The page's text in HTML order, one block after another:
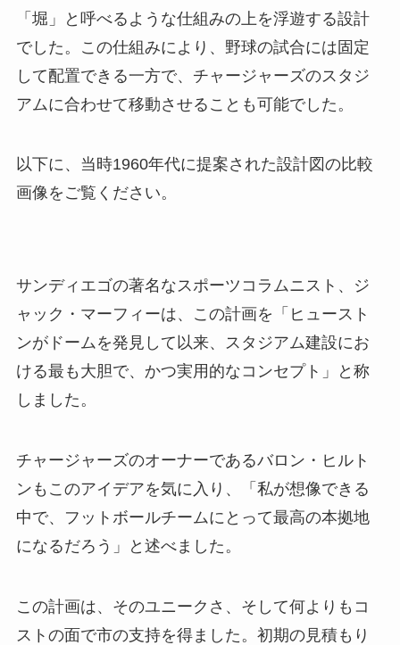
「堀」と呼べるような仕組みの上を浮遊する設計
でした。この仕組みにより、野球の試合には固定
して配置できる一方で、チャージャーズのスタジ
アムに合わせて移動させることも可能でした。
以下に、当時1960年代に提案された設計図の比較
画像をご覧ください。
サンディエゴの著名なスポーツコラムニスト、ジ
ャック・マーフィーは、この計画を「ヒュースト
ンがドームを発見して以来、スタジアム建設にお
ける最も大胆で、かつ実用的なコンセプト」と称
しました。
チャージャーズのオーナーであるバロン・ヒルト
ンもこのアイデアを気に入り、「私が想像できる
中で、フットボールチームにとって最高の本拠地
になるだろう」と述べました。
この計画は、そのユニークさ、そして何よりもコ
ストの面で市の支持を得ました。初期の見積もり